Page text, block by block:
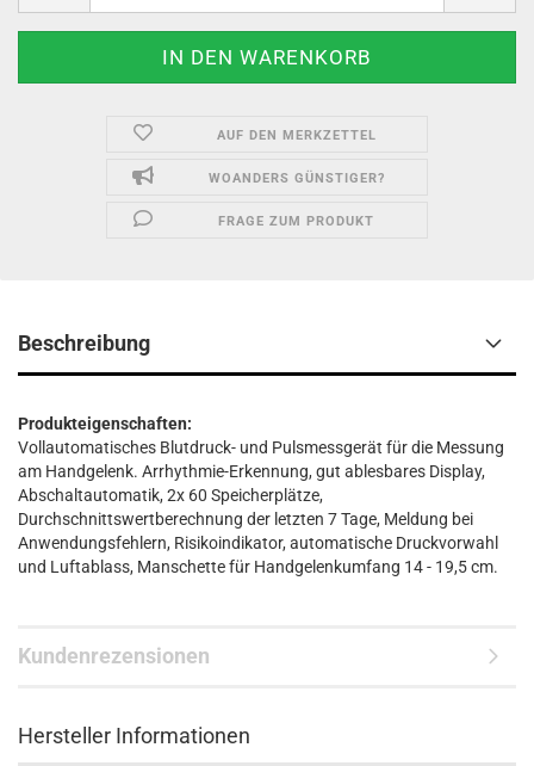
AUF DEN MERKZETTEL
WOANDERS GÜNSTIGER?
FRAGE ZUM PRODUKT
Beschreibung
Produkteigenschaften:
Vollautomatisches Blutdruck- und Pulsmessgerät für die Messung
am Handgelenk. Arrhythmie-Erkennung, gut ablesbares Display,
Abschaltautomatik, 2x 60 Speicherplätze,
Durchschnittswertberechnung der letzten 7 Tage, Meldung bei
Anwendungsfehlern, Risikoindikator, automatische Druckvorwahl
und Luftablass, Manschette für Handgelenkumfang 14 - 19,5 cm.
Kundenrezensionen
Hersteller Informationen